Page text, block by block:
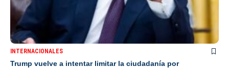
INTERNACIONALES
Trump vuelve a intentar limitar la ciudadanía por